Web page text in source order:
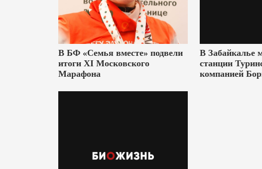
В БФ «Семья вместе» подвели
итоги XI Московского
Марафона
В Забайкалье
станции
компанией